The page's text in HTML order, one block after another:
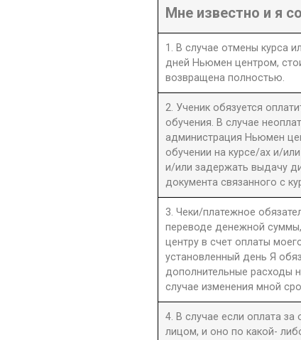
Мне известно и я
1. В случае отмены курса
дней Ньюмен центром,
возвращена полностью.
2. Ученик обязуется
обучения. В случае
администрация Ньюмен
обучении на курсе/ах и/
и/или задержать выдачу
документа связанного с
3. Чеки/платежное
переводе денежной
центру в счет оплаты
установленный день Я
дополнительные расходы
случае изменения мной
4. В случае если оплата за
лицом, и оно по какой-